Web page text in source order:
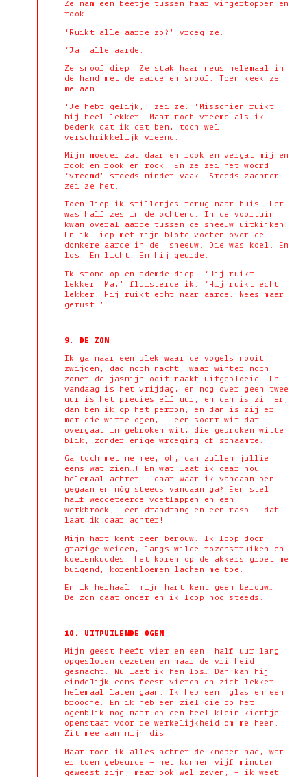
Ze nam een beetje tussen haar vingertoppen en
rook.
‘Ruikt alle aarde zo?’ vroeg ze.
‘Ja, alle aarde.’
Ze snoof diep. Ze stak haar neus helemaal in
de hand met de aarde en snoof. Toen keek ze
me aan.
‘Je hebt gelijk,’ zei ze. ‘Misschien ruikt
hij heel lekker. Maar toch vreemd als ik
bedenk dat ik dat ben, toch wel
verschrikkelijk vreemd.’
Mijn moeder zat daar en rook en vergat mij en
rook en rook en rook. En ze zei het woord
‘vreemd’ steeds minder vaak. Steeds zachter
zei ze het.
Toen liep ik stilletjes terug naar huis. Het
was half zes in de ochtend. In de voortuin
kwam overal aarde tussen de sneeuw uitkijken.
En ik liep met mijn blote voeten over de
donkere aarde in de sneeuw. Die was koel. En
los. En licht. En hij geurde.
Ik stond op en ademde diep. ‘Hij ruikt
lekker, Ma,’ fluisterde ik. ‘Hij ruikt echt
lekker. Hij ruikt echt naar aarde. Wees maar
gerust.’
9. DE ZON
Ik ga naar een plek waar de vogels nooit
zwijgen, dag noch nacht, waar winter noch
zomer de jasmijn ooit raakt uitgebloeid. En
vandaag is het vrijdag, en nog over geen twee
uur is het precies elf uur, en dan is zij er,
dan ben ik op het perron, en dan is zij er
met die witte ogen, – een soort wit dat
overgaat in gebroken wit, die gebroken witte
blik, zonder enige wroeging of schaamte.
Ga toch met me mee, oh, dan zullen jullie
eens wat zien…! En wat laat ik daar nou
helemaal achter – daar waar ik vandaan ben
gegaan en nóg steeds vandaan ga? Een stel
half weggeteerde voetlappen en een
werkbroek, een draadtang en een rasp – dat
laat ik daar achter!
Mijn hart kent geen berouw. Ik loop door
grazige weiden, langs wilde rozenstruiken en
koeienkuddes, het koren op de akkers groet me
buigend, korenbloemen lachen me toe.
En ik herhaal, mijn hart kent geen berouw…
De zon gaat onder en ik loop nog steeds.
10. UITPUILENDE OGEN
Mijn geest heeft vier en een half uur lang
opgesloten gezeten en naar de vrijheid
gesmacht. Nu laat ik hem los… Dan kan hij
eindelijk eens feest vieren en zich lekker
helemaal laten gaan. Ik heb een glas en een
broodje. En ik heb een ziel die op het
ogenblik nog maar op een heel klein kiertje
openstaat voor de werkelijkheid om me heen.
Zit mee aan mijn dis!
Maar toen ik alles achter de knopen had, wat
er toen gebeurde – het kunnen vijf minuten
geweest zijn, maar ook wel zeven, – ik weet